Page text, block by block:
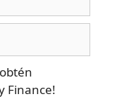
Finance!